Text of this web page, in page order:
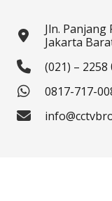
Jln. Panjang
Jakarta
(021) – 2258
0817-717-